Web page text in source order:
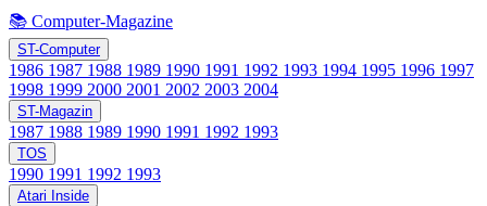
📚 Computer-Magazine
ST-Computer
1986 1987 1988 1989 1990 1991 1992 1993 1994 1995 1996 1997
1998 1999 2000 2001 2002 2003 2004
ST-Magazin
1987 1988 1989 1990 1991 1992 1993
TOS
1990 1991 1992 1993
Atari Inside